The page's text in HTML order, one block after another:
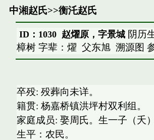
中湘赵氏>>衡汑赵氏
ID：1030 赵燿原，字景城阴历
樟树 字辈：燿 父东旭 溯源图
卒殁: 殁葬向未详。
籍贯: 杨嘉桥镇洪坪村双利组。
家庭成员: 娶周氏。生一子（夭
生平：农民。